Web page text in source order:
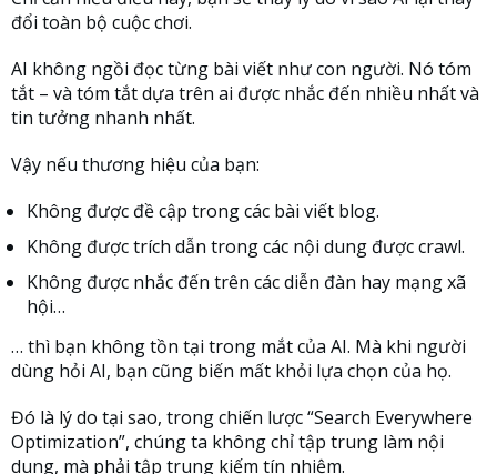
đổi toàn bộ cuộc chơi.
AI không ngồi đọc từng bài viết như con người. Nó tóm
tắt – và tóm tắt dựa trên ai được nhắc đến nhiều nhất và
tin tưởng nhanh nhất.
Vậy nếu thương hiệu của bạn:
Không được đề cập trong các bài viết blog.
Không được trích dẫn trong các nội dung được crawl.
Không được nhắc đến trên các diễn đàn hay mạng xã
hội…
… thì bạn không tồn tại trong mắt của AI. Mà khi người
dùng hỏi AI, bạn cũng biến mất khỏi lựa chọn của họ.
Đó là lý do tại sao, trong chiến lược “Search Everywhere
Optimization”, chúng ta không chỉ tập trung làm nội
dung, mà phải tập trung kiếm tín nhiệm.